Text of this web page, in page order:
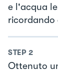
e l'acqua
ricordando
STEP 2
Ottenuto